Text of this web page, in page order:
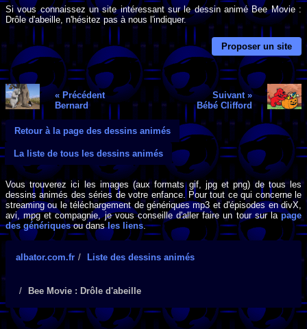
Si vous connaissez un site intéressant sur le dessin animé Bee Movie :
Drôle d'abeille, n'hésitez pas à nous l'indiquer.
Proposer un site
« Précédent
Bernard
Suivant »
Bébé Clifford
Retour à la page des dessins animés
La liste de tous les dessins animés
Vous trouverez ici les images (aux formats gif, jpg et png) de tous les
dessins animés des séries de votre enfance. Pour tout ce qui concerne le
streaming ou le téléchargement de génériques mp3 et d'épisodes en divX,
avi, mpg et compagnie, je vous conseille d'aller faire un tour sur lapage
des génériquesou dansles liens.
albator.com.fr Liste des dessins animés
Bee Movie : Drôle d'abeille